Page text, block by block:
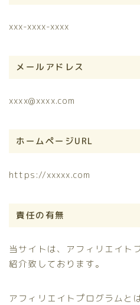
xxx-xxxx-xxxx
メールアドレス
xxxx@xxxx.com
ホームページURL
https://xxxxx.com
責任の有無
当サイトは、アフィリエイト
紹介致しております。
アフィリエイトプログラムと